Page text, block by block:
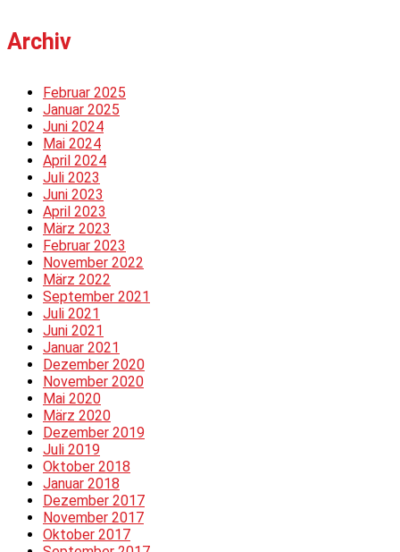
Archiv
Februar 2025
Januar 2025
Juni 2024
Mai 2024
April 2024
Juli 2023
Juni 2023
April 2023
März 2023
Februar 2023
November 2022
März 2022
September 2021
Juli 2021
Juni 2021
Januar 2021
Dezember 2020
November 2020
Mai 2020
März 2020
Dezember 2019
Juli 2019
Oktober 2018
Januar 2018
Dezember 2017
November 2017
Oktober 2017